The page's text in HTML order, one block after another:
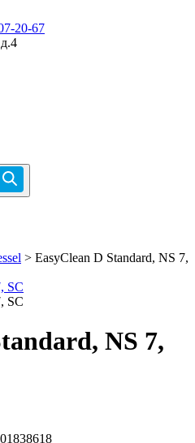
20-67
> EasyClean D Standard, NS 7,
NS 7,